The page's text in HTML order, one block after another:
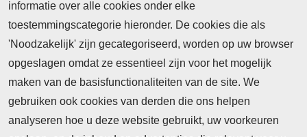
informatie over alle cookies onder elke
toestemmingscategorie hieronder. De cookies die als
'Noodzakelijk' zijn gecategoriseerd, worden op uw browser
opgeslagen omdat ze essentieel zijn voor het mogelijk
maken van de basisfunctionaliteiten van de site. We
gebruiken ook cookies van derden die ons helpen
analyseren hoe u deze website gebruikt, uw voorkeuren
Nieuws